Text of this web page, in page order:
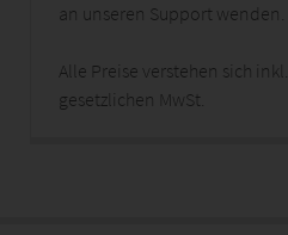
an unseren Support wenden.
Alle Preise verstehen sich
gesetzlichen MwSt.